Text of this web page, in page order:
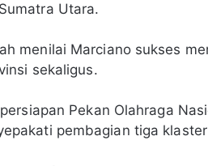
Utara.
menilai Marciano sukses
sekaligus.
Pekan Olahraga
pembagian tiga